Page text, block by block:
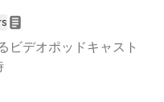
ビデオポッドキャスト